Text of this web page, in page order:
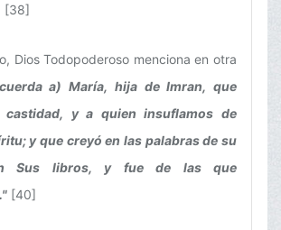
[38]
Dios Todopoderoso menciona en otra
a) María, hija de Imran, que
castidad, y a quien insuflamos de
y que creyó en las palabras de su
Sus libros, y fue de las que
[40]